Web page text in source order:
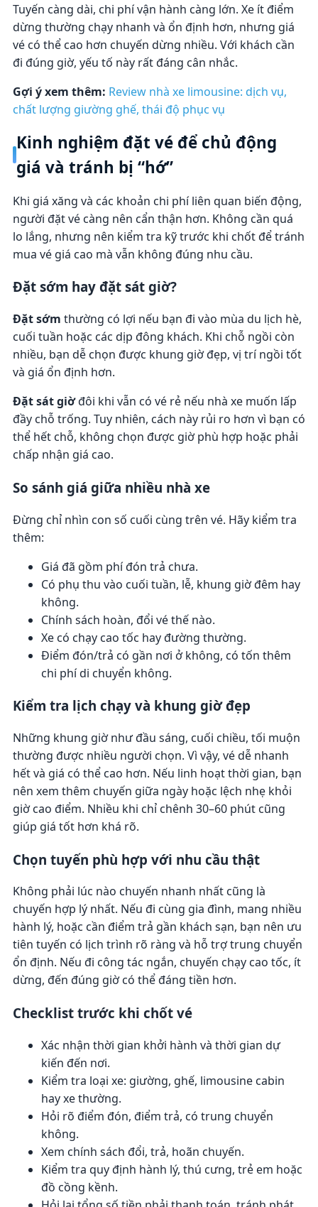
Tuyến càng dài, chi phí vận hành càng lớn. Xe ít điểm
dừng thường chạy nhanh và ổn định hơn, nhưng giá
vé có thể cao hơn chuyến dừng nhiều. Với khách cần
đi đúng giờ, yếu tố này rất đáng cân nhắc.
Gợi ý xem thêm: Review nhà xe limousine: dịch vụ,
chất lượng giường ghế, thái độ phục vụ
Kinh nghiệm đặt vé để chủ động
giá và tránh bị “hớ”
Khi giá xăng và các khoản chi phí liên quan biến động,
người đặt vé càng nên cẩn thận hơn. Không cần quá
lo lắng, nhưng nên kiểm tra kỹ trước khi chốt để tránh
mua vé giá cao mà vẫn không đúng nhu cầu.
Đặt sớm hay đặt sát giờ?
Đặt sớm thường có lợi nếu bạn đi vào mùa du lịch hè,
cuối tuần hoặc các dịp đông khách. Khi chỗ ngồi còn
nhiều, bạn dễ chọn được khung giờ đẹp, vị trí ngồi tốt
và giá ổn định hơn.
Đặt sát giờđôi khi vẫn có vé rẻ nếu nhà xe muốn lấp
đầy chỗ trống. Tuy nhiên, cách này rủi ro hơn vì bạn có
thể hết chỗ, không chọn được giờ phù hợp hoặc phải
chấp nhận giá cao.
So sánh giá giữa nhiều nhà xe
Đừng chỉ nhìn con số cuối cùng trên vé. Hãy kiểm tra
thêm:
Giá đã gồm phí đón trả chưa.
Có phụ thu vào cuối tuần, lễ, khung giờ đêm hay
không.
Chính sách hoàn, đổi vé thế nào.
Xe có chạy cao tốc hay đường thường.
Điểm đón/trả có gần nơi ở không, có tốn thêm
chi phí di chuyển không.
Kiểm tra lịch chạy và khung giờ đẹp
Những khung giờ như đầu sáng, cuối chiều, tối muộn
thường được nhiều người chọn. Vì vậy, vé dễ nhanh
hết và giá có thể cao hơn. Nếu linh hoạt thời gian, bạn
nên xem thêm chuyến giữa ngày hoặc lệch nhẹ khỏi
giờ cao điểm. Nhiều khi chỉ chênh 30–60 phút cũng
giúp giá tốt hơn khá rõ.
Chọn tuyến phù hợp với nhu cầu thật
Không phải lúc nào chuyến nhanh nhất cũng là
chuyến hợp lý nhất. Nếu đi cùng gia đình, mang nhiều
hành lý, hoặc cần điểm trả gần khách sạn, bạn nên ưu
tiên tuyến có lịch trình rõ ràng và hỗ trợ trung chuyển
ổn định. Nếu đi công tác ngắn, chuyến chạy cao tốc, ít
dừng, đến đúng giờ có thể đáng tiền hơn.
Checklist trước khi chốt vé
Xác nhận thời gian khởi hành và thời gian dự
kiến đến nơi.
Kiểm tra loại xe: giường, ghế, limousine cabin
hay xe thường.
Hỏi rõ điểm đón, điểm trả, có trung chuyển
không.
Xem chính sách đổi, trả, hoãn chuyến.
Kiểm tra quy định hành lý, thú cưng, trẻ em hoặc
đồ cồng kềnh.